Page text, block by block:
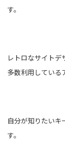
す。
レトロなサイトデ
多数利用している
自分が知りたいキ
す。